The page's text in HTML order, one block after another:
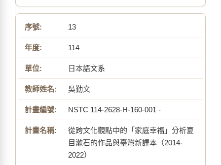
13
114
日本語文系
吳勤文
NSTC 114-2628-H-160-001 -
從跨文化觀點中的「家庭幸福」分析夏
目漱石的作品與臺灣新譯本（2014-
2022）